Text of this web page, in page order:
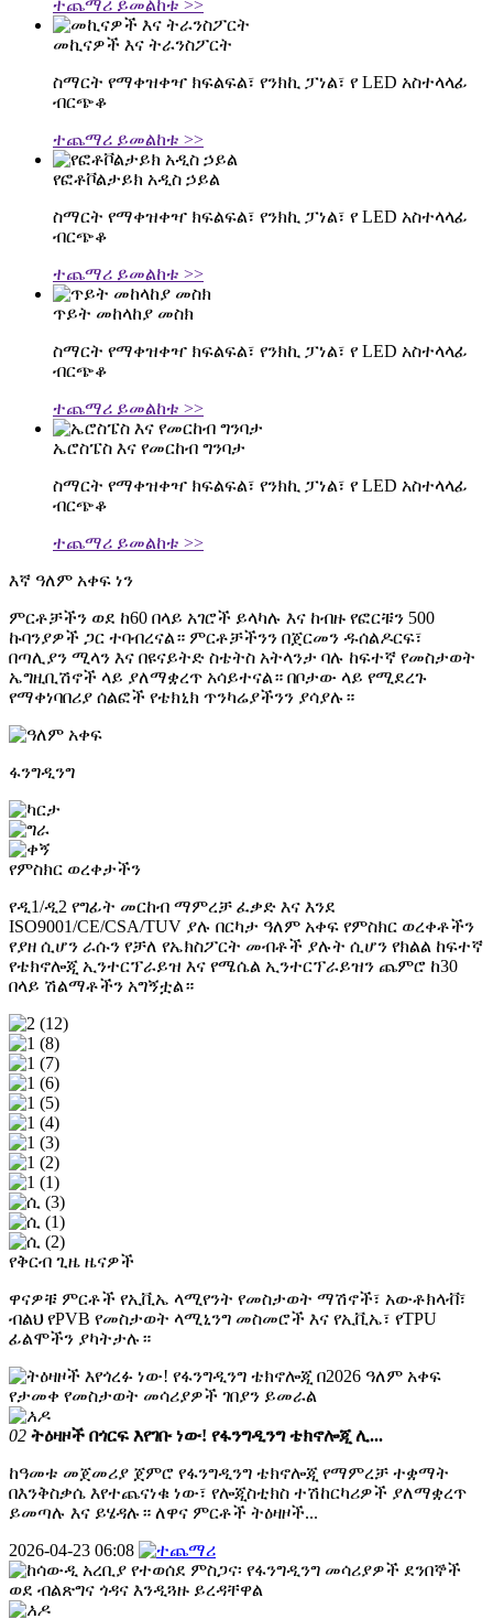
ተጨማሪ ይመልከቱ >>
መኪናዎች እና ትራንስፖርት
ስማርት የማቀዝቀዣ ክፍልፍል፣ የንክኪ ፓነል፣ የ LED አስተላላፊ
ብርጭቆ
ተጨማሪ ይመልከቱ >>
የፎቶቮልታይክ አዲስ ኃይል
ስማርት የማቀዝቀዣ ክፍልፍል፣ የንክኪ ፓነል፣ የ LED አስተላላፊ
ብርጭቆ
ተጨማሪ ይመልከቱ >>
ጥይት መከላከያ መስክ
ስማርት የማቀዝቀዣ ክፍልፍል፣ የንክኪ ፓነል፣ የ LED አስተላላፊ
ብርጭቆ
ተጨማሪ ይመልከቱ >>
ኤሮስፔስ እና የመርከብ ግንባታ
ስማርት የማቀዝቀዣ ክፍልፍል፣ የንክኪ ፓነል፣ የ LED አስተላላፊ
ብርጭቆ
ተጨማሪ ይመልከቱ >>
እኛ ዓለም አቀፍ ነን
ምርቶቻችን ወደ ከ60 በላይ አገሮች ይላካሉ እና ከብዙ የፎርቹን 500
ኩባንያዎች ጋር ተባብረናል። ምርቶቻችንን በጀርመን ዱሰልዶርፍ፣
በጣሊያን ሚላን እና በዩናይትድ ስቴትስ አትላንታ ባሉ ከፍተኛ የመስታወት
ኤግዚቢሽኖች ላይ ያለማቋረጥ አሳይተናል። በቦታው ላይ የሚደረጉ
የማቀነባበሪያ ሰልፎች የቴክኒክ ጥንካሬያችንን ያሳያሉ።
ፋንግዲንግ
የምስክር ወረቀታችን
የዲ1/ዲ2 የግፊት መርከብ ማምረቻ ፈቃድ እና እንደ
ISO9001/CE/CSA/TUV ያሉ በርካታ ዓለም አቀፍ የምስክር ወረቀቶችን
የያዘ ሲሆን ራሱን የቻለ የኤክስፖርት መብቶች ያሉት ሲሆን የክልል ከፍተኛ
የቴክኖሎጂ ኢንተርፕራይዝ እና የሜሴል ኢንተርፕራይዝን ጨምሮ ከ30
በላይ ሽልማቶችን አግኝቷል።
የቅርብ ጊዜ ዜናዎች
ዋናዎቹ ምርቶች የኢቪኤ ላሚየንት የመስታወት ማሽኖች፣ አውቶክላቭ፣
ብልህ የPVB የመስታወት ላሚኒንግ መስመሮች እና የኢቪኤ፣ የTPU
ፊልሞችን ያካትታሉ።
02 ትዕዛዞች በጎርፍ እየገቡ ነው! የፋንግዲንግ ቴክኖሎጂ ሊ...
ከዓመቱ መጀመሪያ ጀምሮ የፋንግዲንግ ቴክኖሎጂ የማምረቻ ተቋማት
በእንቅስቃሴ እየተጨናነቁ ነው፣ የሎጂስቲክስ ተሽከርካሪዎች ያለማቋረጥ
ይመጣሉ እና ይሄዳሉ። ለዋና ምርቶች ትዕዛዞች...
2026-04-23 06:08